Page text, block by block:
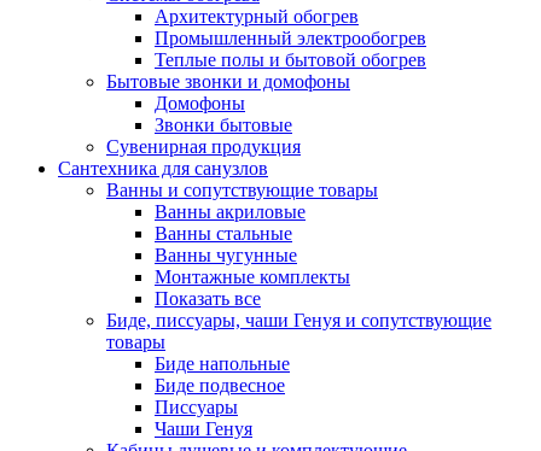
Архитектурный обогрев
Промышленный электрообогрев
Теплые полы и бытовой обогрев
Бытовые звонки и домофоны
Домофоны
Звонки бытовые
Сувенирная продукция
Сантехника для санузлов
Ванны и сопутствующие товары
Ванны акриловые
Ванны стальные
Ванны чугунные
Монтажные комплекты
Показать все
Биде, писсуары, чаши Генуя и сопутствующие
товары
Биде напольные
Биде подвесное
Писсуары
Чаши Генуя